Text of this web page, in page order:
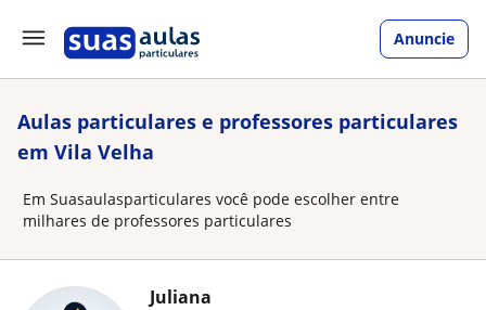
Anuncie
Aulas particulares e professores particulares
em Vila Velha
Em Suasaulasparticulares você pode escolher entre
milhares de professores particulares
Juliana